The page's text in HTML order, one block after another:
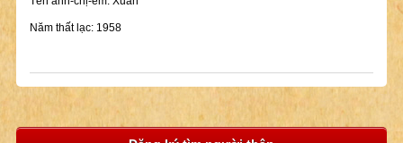
Năm thất lạc: 1958